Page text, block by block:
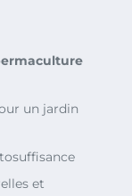
un jardin
et